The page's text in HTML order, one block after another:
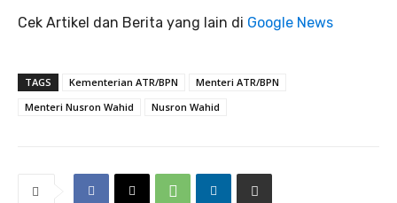
Cek Artikel dan Berita yang lain di Google News
TAGS Kementerian ATR/BPN
Menteri ATR/BPN
Menteri Nusron Wahid
Nusron Wahid